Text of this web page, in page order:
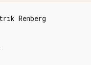
Renberg